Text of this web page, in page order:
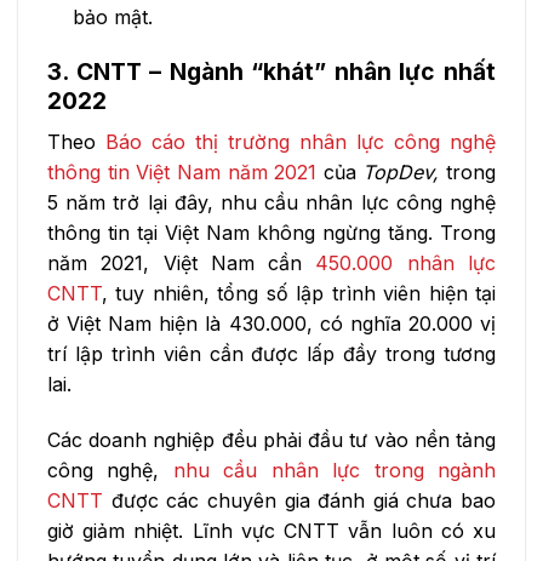
bảo mật.
3. CNTT – Ngành “khát” nhân lực nhất
2022
Theo Báo cáo thị trường nhân lực công nghệ
thông tin Việt Nam năm 2021 của TopDev, trong
5 năm trở lại đây, nhu cầu nhân lực công nghệ
thông tin tại Việt Nam không ngừng tăng. Trong
năm 2021, Việt Nam cần 450.000 nhân lực
CNTT, tuy nhiên, tổng số lập trình viên hiện tại
ở Việt Nam hiện là 430.000, có nghĩa 20.000 vị
trí lập trình viên cần được lấp đầy trong tương
lai.
Các doanh nghiệp đều phải đầu tư vào nền tảng
công nghệ, nhu cầu nhân lực trong ngành
CNTT được các chuyên gia đánh giá chưa bao
giờ giảm nhiệt. Lĩnh vực CNTT vẫn luôn có xu